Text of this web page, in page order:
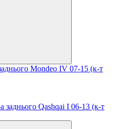
Mondeo IV 07-15 (к-т